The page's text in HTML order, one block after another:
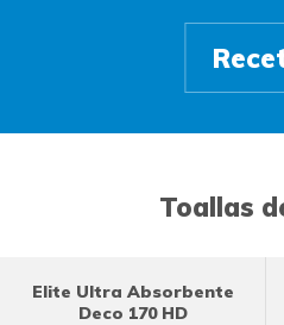
Toallas
Elite Ultra Absorbente
Deco 170 HD